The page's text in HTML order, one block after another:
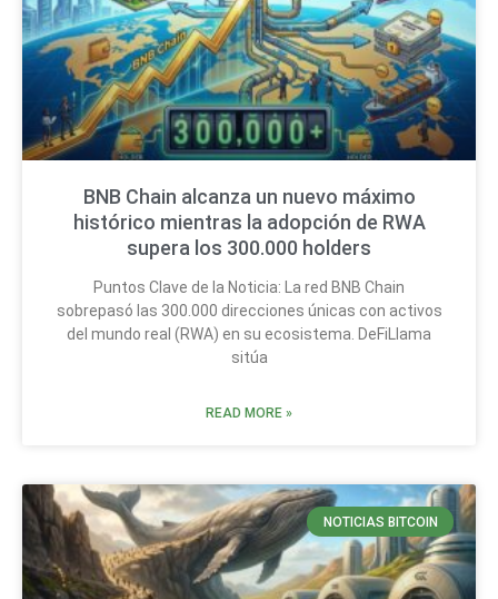
BNB Chain alcanza un nuevo máximo
histórico mientras la adopción de RWA
supera los 300.000 holders
Puntos Clave de la Noticia: La red BNB Chain
sobrepasó las 300.000 direcciones únicas con activos
del mundo real (RWA) en su ecosistema. DeFiLlama
sitúa
READ MORE »
NOTICIAS BITCOIN